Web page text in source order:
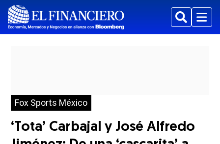
BuscarMenu
Fox Sports México
‘Tota’ Carbajal y José Alfredo